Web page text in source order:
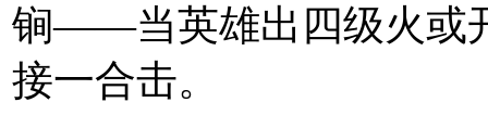
锏——当英雄出四级火或
接一合击。